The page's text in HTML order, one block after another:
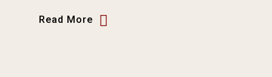
Read More